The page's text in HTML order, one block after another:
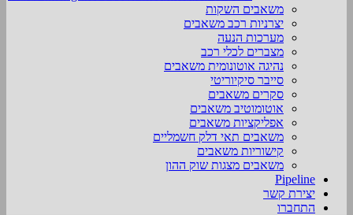
משאבים השקות
יצרניות רכב משאבים
מערכות הנעה
מצברים לכלי רכב
נהיגה אוטונומית משאבים
סייבר סיקיוריטי
סקרים משאבים
אוטומוטיב משאבים
אפליקציות משאבים
משאבים תאי דלק חשמליים
קישוריות משאבים
משאבים מצגות שוק ההון
Pipeline
יצירת קשר
התחברו